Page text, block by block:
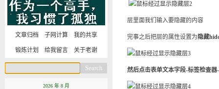
层里面我们输入要隐藏的内容
完事之后把层的属性设置为 隐藏
然后点击表单文本字段-标签检查
文章归档 子网计算 我的共享
锻炼计划 给我留言 关于老谢
2026 年 8 月